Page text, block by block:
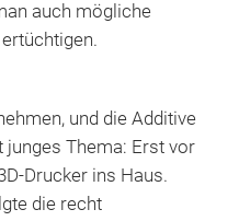
auch mögliche
und die Additive
Thema: Erst vor
Drucker ins Haus.
die recht